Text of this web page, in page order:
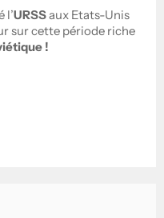
l’URSSaux Etats-Unis
sur cette période riche
!